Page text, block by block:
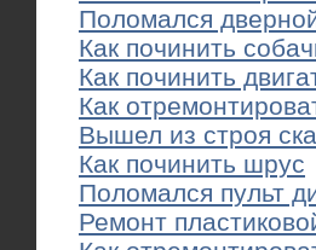
Поломался
Как починить
Как починить
Как
Вышел из строя
Как починить шрус
Поломался пульт
Ремонт